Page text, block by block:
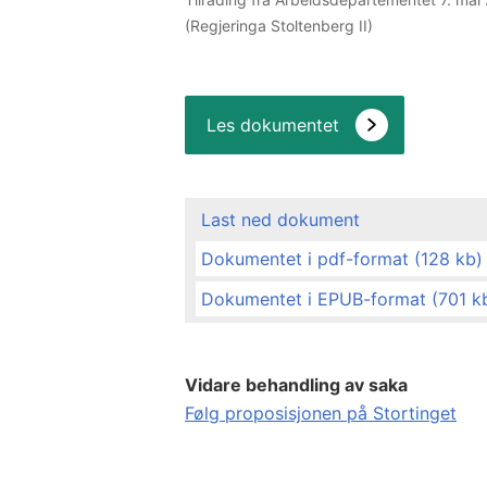
(Regjeringa Stoltenberg II)
Les dokumentet
Last ned dokument
Dokumentet i pdf-format (128 kb)
Dokumentet i EPUB-format (701
Vidare behandling av saka
Følg proposisjonen på Stortinget